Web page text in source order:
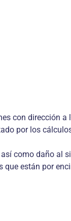
con direc­ción
por los
como daño al
están por